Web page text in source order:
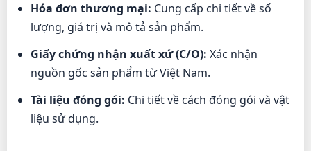
Hóa đơn thương mại: Cung cấp chi tiết về số
lượng, giá trị và mô tả sản phẩm.
Giấy chứng nhận xuất xứ (C/O): Xác nhận
nguồn gốc sản phẩm từ Việt Nam.
Tài liệu đóng gói: Chi tiết về cách đóng gói và vật
liệu sử dụng.